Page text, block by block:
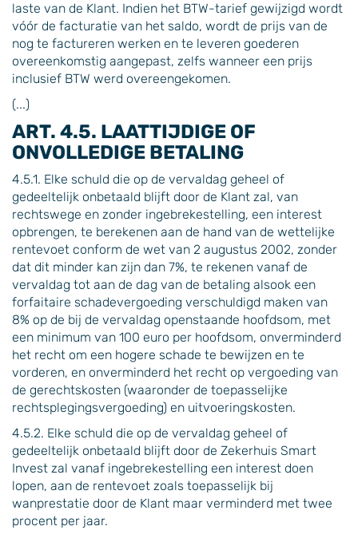
laste van de Klant. Indien het BTW-tarief gewijzigd wordt
vóór de facturatie van het saldo, wordt de prijs van de
nog te factureren werken en te leveren goederen
overeenkomstig aangepast, zelfs wanneer een prijs
inclusief BTW werd overeengekomen.
(...)
ART. 4.5. LAATTIJDIGE OF
ONVOLLEDIGE BETALING
4.5.1. Elke schuld die op de vervaldag geheel of
gedeeltelijk onbetaald blijft door de Klant zal, van
rechtswege en zonder ingebrekestelling, een interest
opbrengen, te berekenen aan de hand van de wettelijke
rentevoet conform de wet van 2 augustus 2002, zonder
dat dit minder kan zijn dan 7%, te rekenen vanaf de
vervaldag tot aan de dag van de betaling alsook een
forfaitaire schadevergoeding verschuldigd maken van
8% op de bij de vervaldag openstaande hoofdsom, met
een minimum van 100 euro per hoofdsom, onverminderd
het recht om een hogere schade te bewijzen en te
vorderen, en onverminderd het recht op vergoeding van
de gerechtskosten (waaronder de toepasselijke
rechtsplegingsvergoeding) en uitvoeringskosten.
4.5.2. Elke schuld die op de vervaldag geheel of
gedeeltelijk onbetaald blijft door de Zekerhuis Smart
Invest zal vanaf ingebrekestelling een interest doen
lopen, aan de rentevoet zoals toepasselijk bij
wanprestatie door de Klant maar verminderd met twee
procent per jaar.